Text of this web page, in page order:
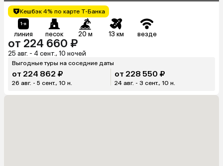
Кешбэк 4% по карте Т-Банка
линия песок 20 м 13 км везде
от 224 660 ₽
25 авг. - 4 сент., 10 ночей
Выгодные туры на соседние даты
от 224 862 ₽
26 авг. - 5 сент., 10 н.
от 228 550 ₽
24 авг. - 3 сент., 10 н.